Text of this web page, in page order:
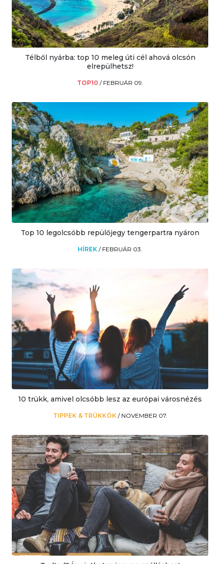
Télből nyárba: top 10 meleg úti cél ahová olcsón
elrepülhetsz!
TOP10 / FEBRUÁR 09.
Top 10 legolcsóbb repülőjegy tengerpartra nyáron
HÍREK / FEBRUÁR 03.
10 trükk, amivel olcsóbb lesz az európai városnézés
TIPPEK & TRÜKKÖK / NOVEMBER 07.